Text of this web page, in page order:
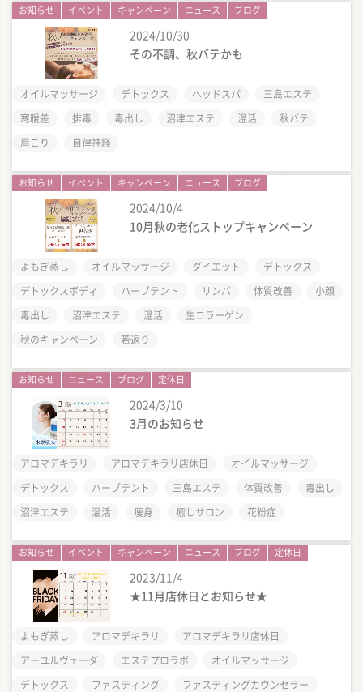
お知らせ イベント キャンペーン ニュース ブログ
2024/10/30
その不調、秋バテかも
オイルマッサージ デトックス ヘッドスパ
三島エステ
寒暖差
排毒 毒出し 沼津エステ 温活
秋バテ
肩こり
自律神経
お知らせ イベント キャンペーン ニュース ブログ
2024/10/4
10月秋の老化ストップキャンペーン
よもぎ蒸し オイルマッサージ ダイエット
デトックス
デトックスボディ
ハーブテント リンパ 体質改善
小顔
毒出し
沼津エステ 温活
生コラーゲン
秋のキャンペーン
若返り
お知らせ ニュース ブログ 定休日
2024/3/10
3月のお知らせ
アロマデキラリ アロマデキラリ店休日
オイルマッサージ
デトックス
ハーブテント 三島エステ 体質改善
毒出し
沼津エステ
温活 痩身 癒しサロン 花粉症
お知らせ イベント キャンペーン ニュース ブログ 定休日
2023/11/4
★11月店休日とお知らせ★
よもぎ蒸し アロマデキラリ
アロマデキラリ店休日
アーユルヴェーダ
エステプロラボ
オイルマッサージ
デトックス
ファスティング ファスティングカウンセラー